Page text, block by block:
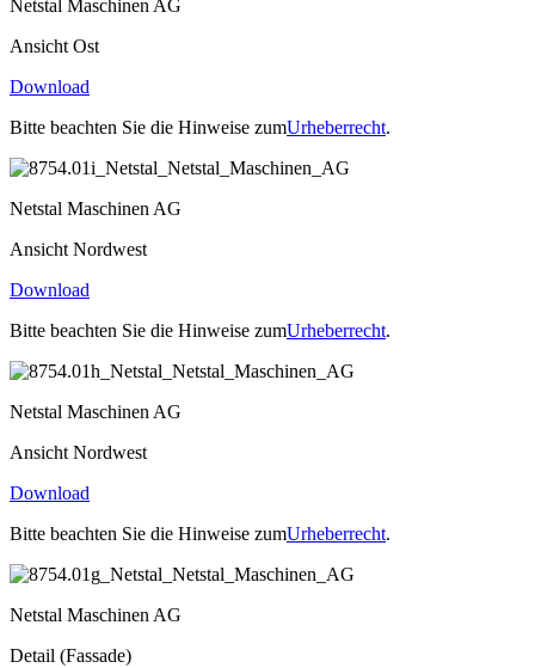
Netstal Maschinen AG
Ansicht Ost
Download
Bitte beachten Sie die Hinweise zumUrheberrecht.
Netstal Maschinen AG
Ansicht Nordwest
Download
Bitte beachten Sie die Hinweise zumUrheberrecht.
Netstal Maschinen AG
Ansicht Nordwest
Download
Bitte beachten Sie die Hinweise zumUrheberrecht.
Netstal Maschinen AG
Detail (Fassade)